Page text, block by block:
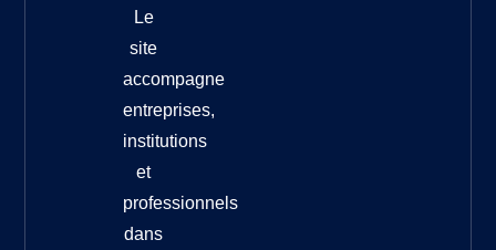
Le
site
accompagne
entreprises,
institutions
et
professionnels
dans